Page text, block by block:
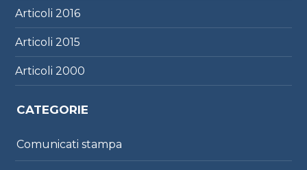
Articoli2016
Articoli2015
Articoli2000
CATEGORIE
Comunicati stampa